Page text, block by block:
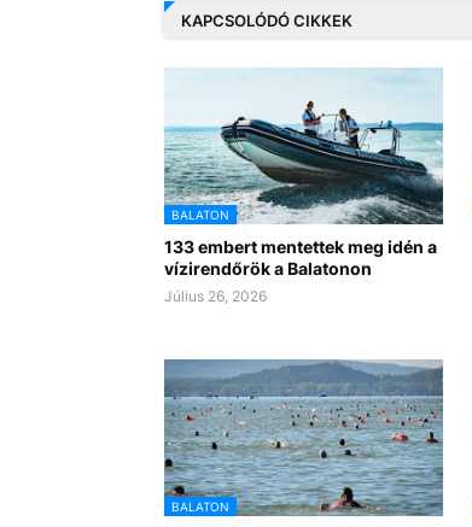
KAPCSOLÓDÓ CIKKEK
BALATON
133 embert mentettek meg idén a
vízirendőrök a Balatonon
Július 26, 2026
BALATON